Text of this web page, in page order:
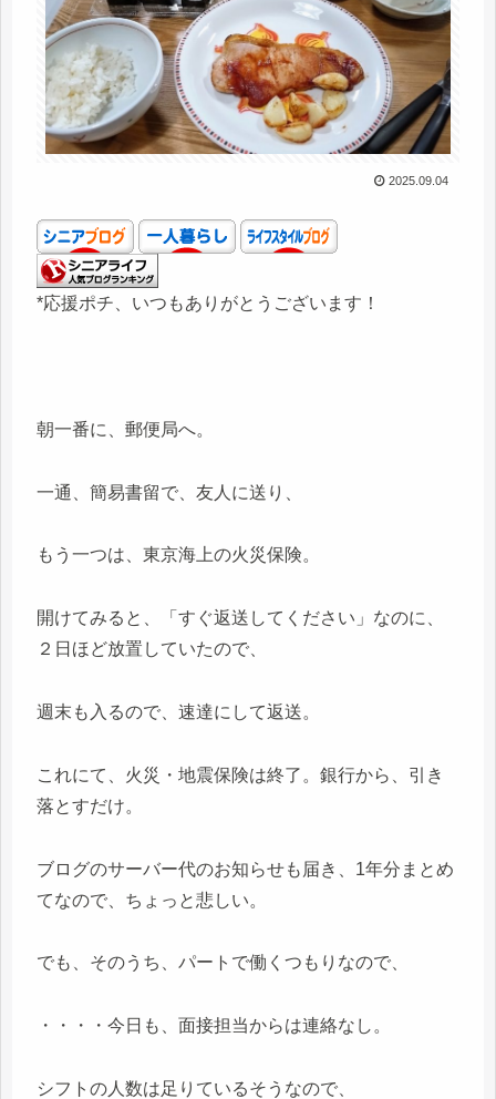
2025.09.04
*応援ポチ、いつもありがとうございます！
朝一番に、郵便局へ。
一通、簡易書留で、友人に送り、
もう一つは、東京海上の火災保険。
開けてみると、「すぐ返送してください」なのに、
２日ほど放置していたので、
週末も入るので、速達にして返送。
これにて、火災・地震保険は終了。銀行から、引き
落とすだけ。
ブログのサーバー代のお知らせも届き、1年分まとめ
てなので、ちょっと悲しい。
でも、そのうち、パートで働くつもりなので、
・・・・今日も、面接担当からは連絡なし。
シフトの人数は足りているそうなので、